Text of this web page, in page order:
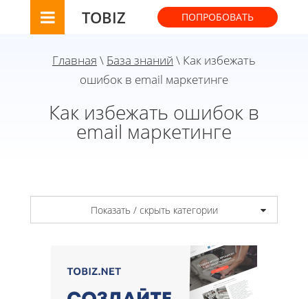
TOBIZ ПОПРОБОВАТЬ
Главная \ База знаний \ Как избежать
ошибок в email маркетинге
Как избежать ошибок в
email маркетинге
Показать / скрыть категории